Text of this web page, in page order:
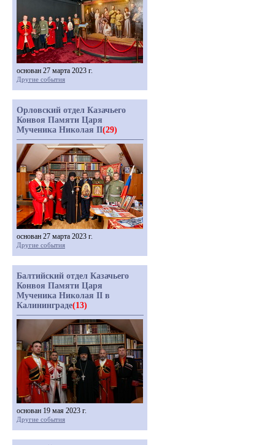
основан 27 марта 2023 г.
Другие события
Орловский отдел Казачьего
Конвоя Памяти Царя
Мученика Николая II(29)
основан 27 марта 2023 г.
Другие события
Балтийский отдел Казачьего
Конвоя Памяти Царя
Мученика Николая II в
Калининграде(13)
основан 19 мая 2023 г.
Другие события